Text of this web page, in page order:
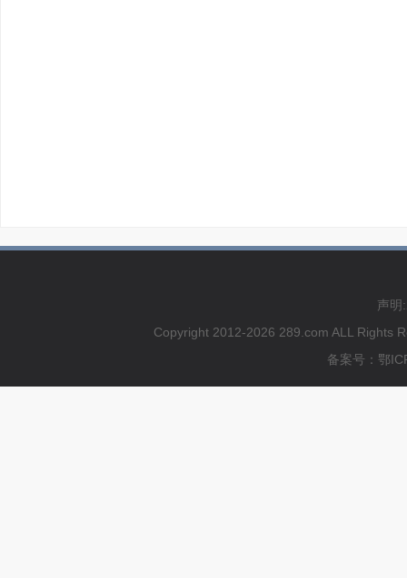
声明
Copyright 2012-2026 289.com ALL Rights
备案号：鄂